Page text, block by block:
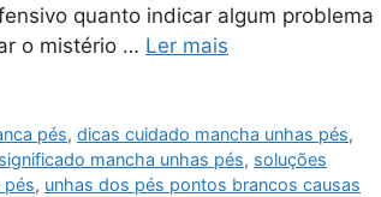
quanto indicar algum problema
o mistério … Ler mais
pés,dicas cuidado mancha unhas pés,
significado mancha unhas pés, soluções
pés, unhas dos pés pontos brancos causas